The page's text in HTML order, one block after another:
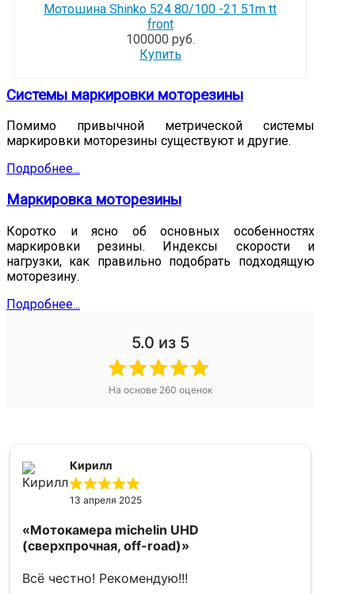
Мотошина Shinko 524 80/100 -21 51m tt
front
100000 руб.
Купить
Системы маркировки моторезины
Помимо привычной метрической системы
маркировки моторезины существуют и другие.
Подробнее...
Маркировка моторезины
Коротко и ясно об основных особенностях
маркировки резины. Индексы скорости и
нагрузки, как правильно подобрать подходящую
моторезину.
Подробнее...
5.0 из 5
На основе 260 оценок
Кирилл
13 апреля 2025
«Мотокамера michelin UHD
(сверхпрочная, off-road)»
Всё честно! Рекомендую!!!